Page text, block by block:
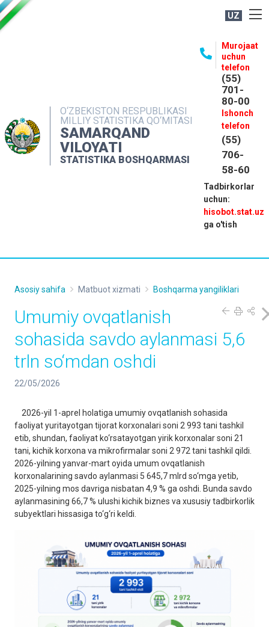
UZ
O‘ZBEKISTON RESPUBLIKASI
MILLIY STATISTIKA QO‘MITASI
SAMARQAND
VILOYATI
STATISTIKA BOSHQARMASI
Murojaat
uchun
telefon
(55)
701-
80-00
Ishonch
telefon
(55)
706-
58-60
Tadbirkorlar
uchun:
hisobot.stat.uz
ga o'tish
MATBUOT XIZMATI
MUROJAATLAR
KONTAKTLAR
Asosiy sahifa Matbuot xizmati Boshqarma yangiliklari
Umumiy ovqatlanish
sohasida savdo aylanmasi 5,6
trln so‘mdan oshdi
22/05/2026
2026-yil 1-aprel holatiga umumiy ovqatlanish sohasida
faoliyat yuritayotgan tijorat korxonalari soni 2 993 tani tashkil
etib, shundan, faoliyat ko‘rsatayotgan yirik korxonalar soni 21
tani, kichik korxona va mikrofirmalar soni 2 972 tani tashkil qildi.
2026-yilning yanvar-mart oyida umum ovqatlanish
korxonalarining savdo aylanmasi 5 645,7 mlrd so‘mga yetib,
2025-yilning mos davriga nisbatan 4,9 % ga oshdi. Bunda savdo
aylanmasining 66,7 % ulushi kichik biznes va xususiy tadbirkorlik
subyektlari hissasiga to‘g‘ri keldi.